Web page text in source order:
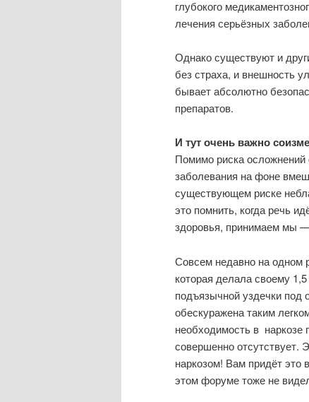
глубокого
лечения серьёзных
Однако существуют и
без страха, и внешность
бывает абсолютно
препаратов.
И тут очень важно
Помимо риска
заболевания на фоне
существующем риске
это помнить, когда речь
здоровья, принимаем мы
Совсем недавно на одном
которая делала своему
подъязычной уздечки под
обескуражена таким
необходимость в наркозе
совершенно отсутствует.
наркозом! Вам придёт это
этом форуме тоже не